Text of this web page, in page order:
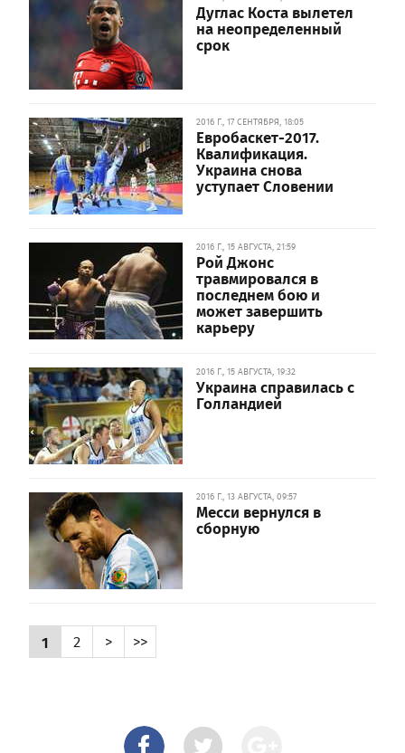
Дуглас Коста вылетел
на неопределенный
срок
2016 Г., 17 СЕНТЯБРЯ, 18:05
Евробаскет-2017.
Квалификация.
Украина снова
уступает Словении
2016 Г., 15 АВГУСТА, 21:59
Рой Джонс
травмировался в
последнем бою и
может завершить
карьеру
2016 Г., 15 АВГУСТА, 19:32
Украина справилась с
Голландией
2016 Г., 13 АВГУСТА, 09:57
Месси вернулся в
сборную
1 2 > >>